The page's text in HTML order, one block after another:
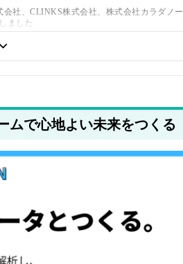
社、CLINKS株式会社、株式会社カラダノー
ました
ムで心地よい未来をつくる